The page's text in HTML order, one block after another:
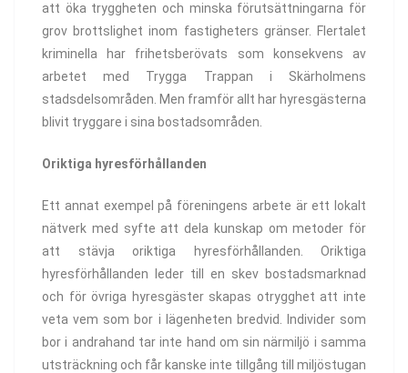
att öka tryggheten och minska förutsättningarna för
grov brottslighet inom fastigheters gränser. Flertalet
kriminella har frihetsberövats som konsekvens av
arbetet med Trygga Trappan i Skärholmens
stadsdelsområden. Men framför allt har hyresgästerna
blivit tryggare i sina bostadsområden.
Oriktiga hyresförhållanden
Ett annat exempel på föreningens arbete är ett lokalt
nätverk med syfte att dela kunskap om metoder för
att stävja oriktiga hyresförhållanden. Oriktiga
hyresförhållanden leder till en skev bostadsmarknad
och för övriga hyresgäster skapas otrygghet att inte
veta vem som bor i lägenheten bredvid. Individer som
bor i andrahand tar inte hand om sin närmiljö i samma
utsträckning och får kanske inte tillgång till miljöstugan